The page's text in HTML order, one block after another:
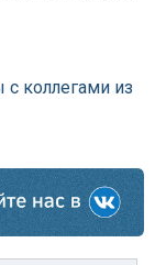
с коллегами из